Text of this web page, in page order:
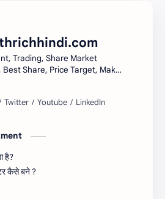
Trading, Share Market
Share, Price Target, Make
है?
कैसे बने ?